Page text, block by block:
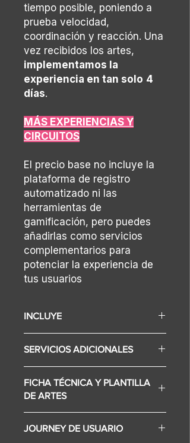
tiempo posible, poniendo a
prueba velocidad,
coordinación y reacción. Una
vez recibidos los artes,
implementamos la
experiencia en tan solo 4
días.
MÁS EXPERIENCIAS Y
CIRCUITOS
El precio base no incluye la
plataforma de registro
automatizado ni las
herramientas de
gamificación, pero puedes
añadirlas como servicios
complementarios para
potenciar la experiencia de
tus usuarios
INCLUYE
Configuración de contenidos
Desarrollo de experiencia
Branding backing
Tarima en grama
Sistema de sensores
Reloj de tiempo
Reloj de puntaje
SERVICIOS ADICIONALES
Alquiler de espacio.
Transporte
Internet
Plataforma de registro
Plataforma de gamificación
FICHA TÉCNICA Y PLANTILLA
DE ARTES
Artes para branding (Editables)
JOURNEY DE USUARIO